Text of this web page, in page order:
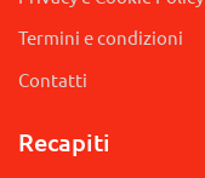
Termini e condizioni
Contatti
Recapiti